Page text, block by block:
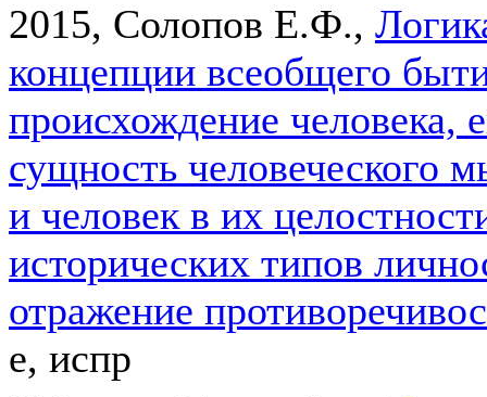
2015, Солопов Е.Ф.,
концепции всеобщего
происхождение человека,
сущность человеческого
и человек в их
исторических типов
отражение
е, испр